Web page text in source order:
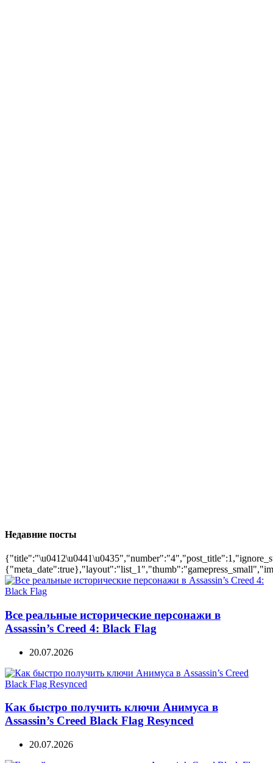
Недавние посты
Все реальные исторические персонажи в
Assassin’s Creed 4: Black Flag
20.07.2026
Как быстро получить ключи Анимуса в
Assassin’s Creed Black Flag Resynced
20.07.2026